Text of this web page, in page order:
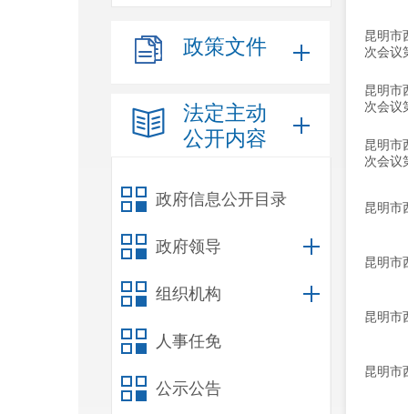
政策文件
法定主动
公开内容
政府信息公开目录
政府领导
组织机构
人事任免
公示公告
昆明市
次会议
昆明市
次会议
昆明市
次会议
昆明市
昆明市
昆明市
昆明市